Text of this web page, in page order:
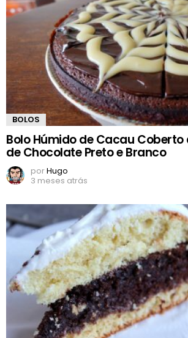
BOLOS
Bolo Húmido de Cacau Coberto
de Chocolate Preto e Branco
porHugo
3 meses atrás